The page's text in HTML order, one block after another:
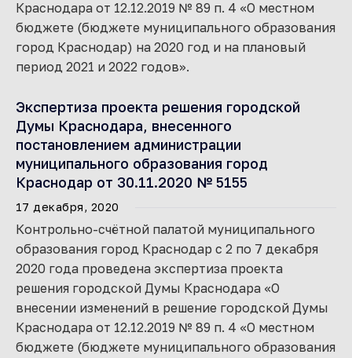
Краснодара от 12.12.2019 № 89 п. 4 «О местном
бюджете (бюджете муниципального образования
город Краснодар) на 2020 год и на плановый
период 2021 и 2022 годов».
Экспертиза проекта решения городской
Думы Краснодара, внесенного
постановлением администрации
муниципального образования город
Краснодар от 30.11.2020 № 5155
17 декабря, 2020
Контрольно-счётной палатой муниципального
образования город Краснодар с 2 по 7 декабря
2020 года проведена экспертиза проекта
решения городской Думы Краснодара «О
внесении изменений в решение городской Думы
Краснодара от 12.12.2019 № 89 п. 4 «О местном
бюджете (бюджете муниципального образования